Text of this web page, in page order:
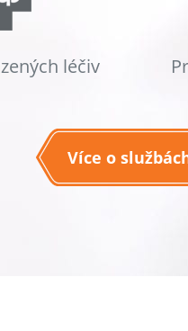
léčiv
Více o